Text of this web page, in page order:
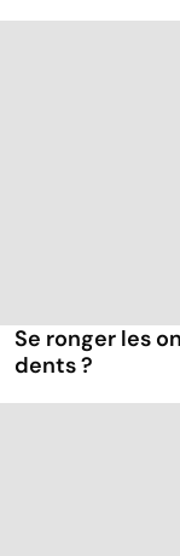
Se ronger les
dents ?